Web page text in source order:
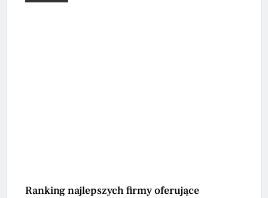
Ranking najlepszych firmy oferujące